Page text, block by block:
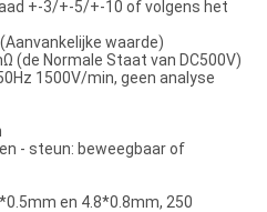
+-3/+-5/+-10 of volgens het
waarde)
(de Normale Staat van DC500V)
1500V/min, geen analyse
- steun: beweegbaar of
en 4.8*0.8mm, 250